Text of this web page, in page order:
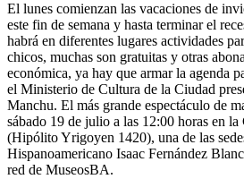
El lunes comienzan las vacaciones de
este fin de semana y hasta terminar el
habrá en diferentes lugares actividades
chicos, muchas son gratuitas y otras
económica, ya hay que armar la agenda
el Ministerio de Cultura de la Ciudad
Manchu. El más grande espectáculo de
sábado 19 de julio a las 12:00 horas en
(Hipólito Yrigoyen 1420), una de las
Hispanoamericano Isaac Fernández
red de MuseosBA.